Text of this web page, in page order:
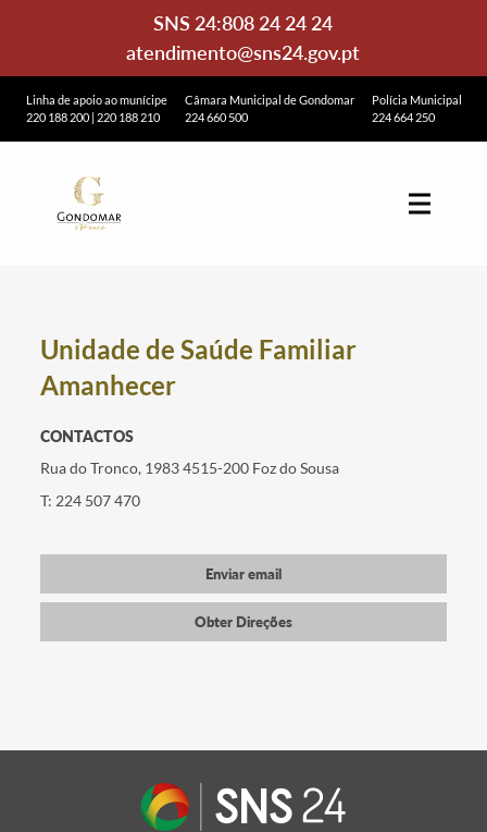
SNS 24:808 24 24 24
atendimento@sns24.gov.pt
Linha de apoio ao munícipe
220 188 200| 220 188 210
Câmara Municipal de Gondomar
224 660 500
Polícia Municipal
224 664 250
Unidade de Saúde Familiar
Amanhecer
CONTACTOS
Rua do Tronco, 1983 4515-200 Foz do Sousa
T: 224 507 470
Enviar email
Obter Direções